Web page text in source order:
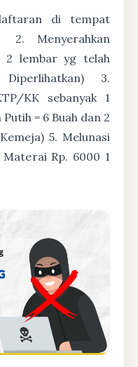
di tempat
2. Menyerahkan
2 lembar yg telah
3.
KK sebanyak 1
= 6 Buah dan 2
5. Melunasi
Rp. 6000 1